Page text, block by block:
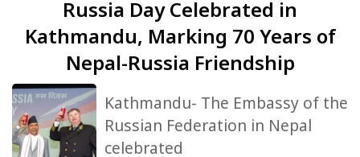
Russia Day Celebrated in
Kathmandu, Marking 70 Years of
Nepal-Russia Friendship
Kathmandu- The Embassy of the
Russian Federation in Nepal
celebrated